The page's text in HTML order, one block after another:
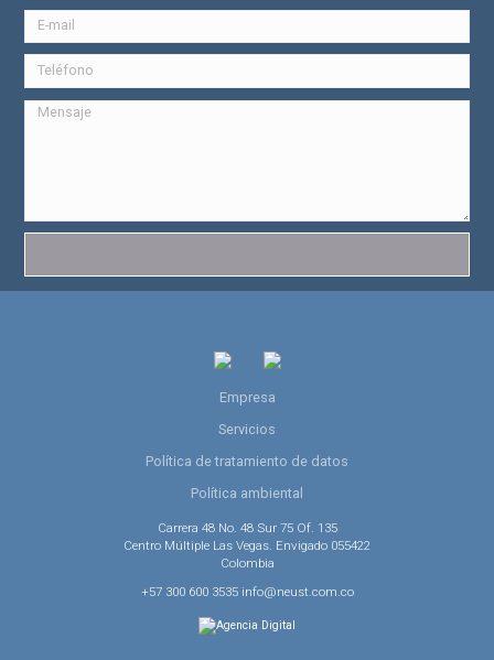
Empresa
Servicios
Política de tratamiento de datos
Política ambiental
Carrera 48 No. 48 Sur 75 Of. 135
Centro Múltiple Las Vegas. Envigado 055422
Colombia
+57 300 600 3535 info@neust.com.co
Agencia Digital